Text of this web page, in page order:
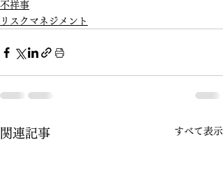
不祥事
リスクマネジメント
関連記事 すべて表示